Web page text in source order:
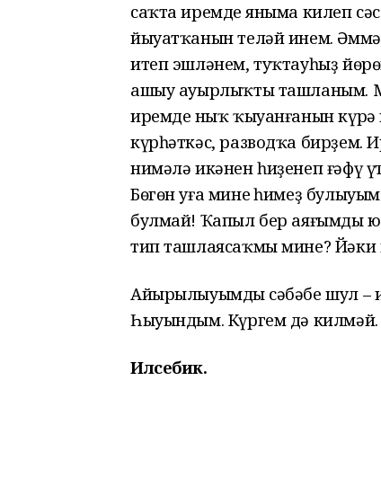
саҡта иремдең яныма килеп
йыуатҡанын теләй инем.
итеп эшләнем, туҡтауһыҙ
ашыу ауырлыҡты ташланым.
иремдең ныҡ ҡыуанғанын күрә
күрһәткәс, разводҡа
нимәлә икәнен һиҙенеп ғәфү
Бөгөн уға минең һимеҙ
булмай! Ҡапыл бер аяғымды
тип ташлаясаҡмы мине? Йәки
Айырылыуымдың сәбәбе шул
Һыуындым. Күргем дә килмәй.
Илсебикә.